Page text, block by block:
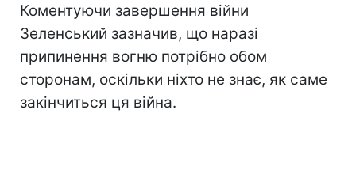
Коментуючи завершення війни
Зеленський зазначив, що наразі
припинення вогню потрібно обом
сторонам, оскільки ніхто не знає, як саме
закінчиться ця війна.